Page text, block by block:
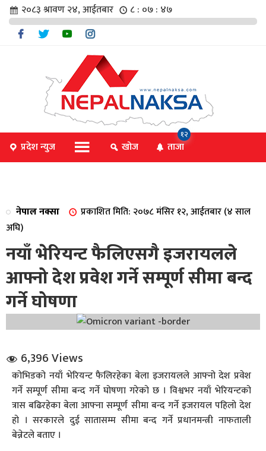
संवाद
२०८३ श्रावण २४, आईतबार ८ : ०७ : ४८
प्रदेश न्युज खोज ताजा
१२
नेपाल नक्सा
प्रकाशित मिति: २०७८ मंसिर १२, आईतबार (४ साल
अघि)
नयाँ भेरियन्ट फैलिएसगै इजरायलले
आफ्नो देश प्रवेश गर्ने सम्पूर्ण सीमा बन्द
गर्ने घोषणा
6,396 Views
कोभिडको नयाँ भेरियन्ट फैलिरहेका बेला इजरायलले आफ्नो देश प्रवेश
गर्ने सम्पूर्ण सीमा बन्द गर्ने घोषणा गरेको छ । विश्वभर नयाँ भेरियन्टको
त्रास बढिरहेका बेला आफ्ना सम्पूर्ण सीमा बन्द गर्ने इजरायल पहिलो देश
हो । सरकारले दुई सातासम्म सीमा बन्द गर्ने प्रधानमन्त्री नाफताली
बेन्नेटले बताए ।